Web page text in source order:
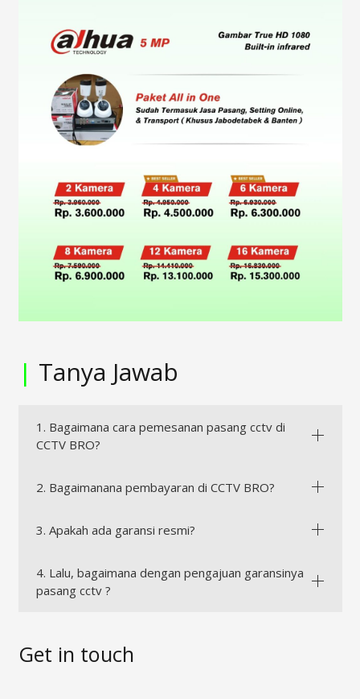
| Tanya Jawab
1. Bagaimana cara pemesanan pasang cctv di
CCTV BRO?
2. Bagaimanana pembayaran di CCTV BRO?
3. Apakah ada garansi resmi?
4. Lalu, bagaimana dengan pengajuan garansinya
pasang cctv ?
Get in touch